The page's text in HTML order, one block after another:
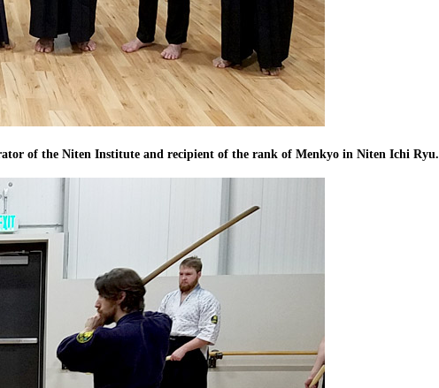
of the Niten Institute and recipient of the rank of Menkyo in Niten Ichi Ryu.